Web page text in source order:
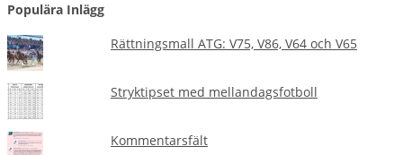
Populära Inlägg
Rättningsmall ATG: V75, V86, V64 och V65
Stryktipset med mellandagsfotboll
Kommentarsfält